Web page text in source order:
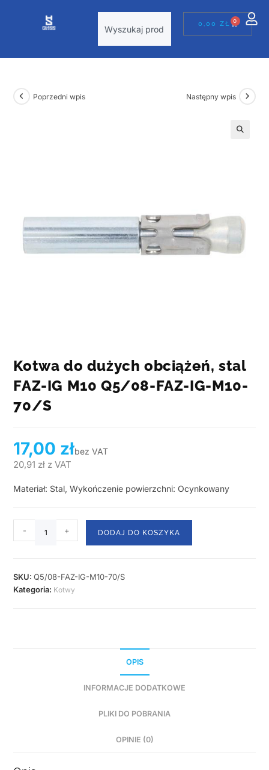
0,00ZŁ 0
Poprzedni wpis Następny wpis
Kotwa do dużych obciążeń, stal
FAZ-IG M10 Q5/08-FAZ-IG-M10-
70/S
17,00 złbez VAT
20,91 zł z VAT
Materiał: Stal, Wykończenie powierzchni: Ocynkowany
- + DODAJ DO KOSZYKA
SKU:Q5/08-FAZ-IG-M10-70/S
Kategoria: Kotwy
OPIS
INFORMACJE DODATKOWE
PLIKI DO POBRANIA
OPINIE (0)